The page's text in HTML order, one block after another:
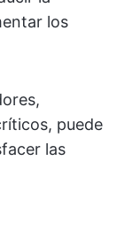
los
puede
las